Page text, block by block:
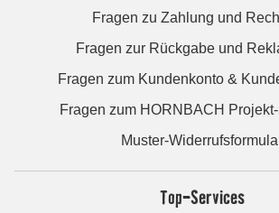
Fragen zu Zahlung und
Fragen zur Rückgabe und
Fragen zum Kundenkonto &
Fragen zum HORNBACH
Muster-
Top-Services